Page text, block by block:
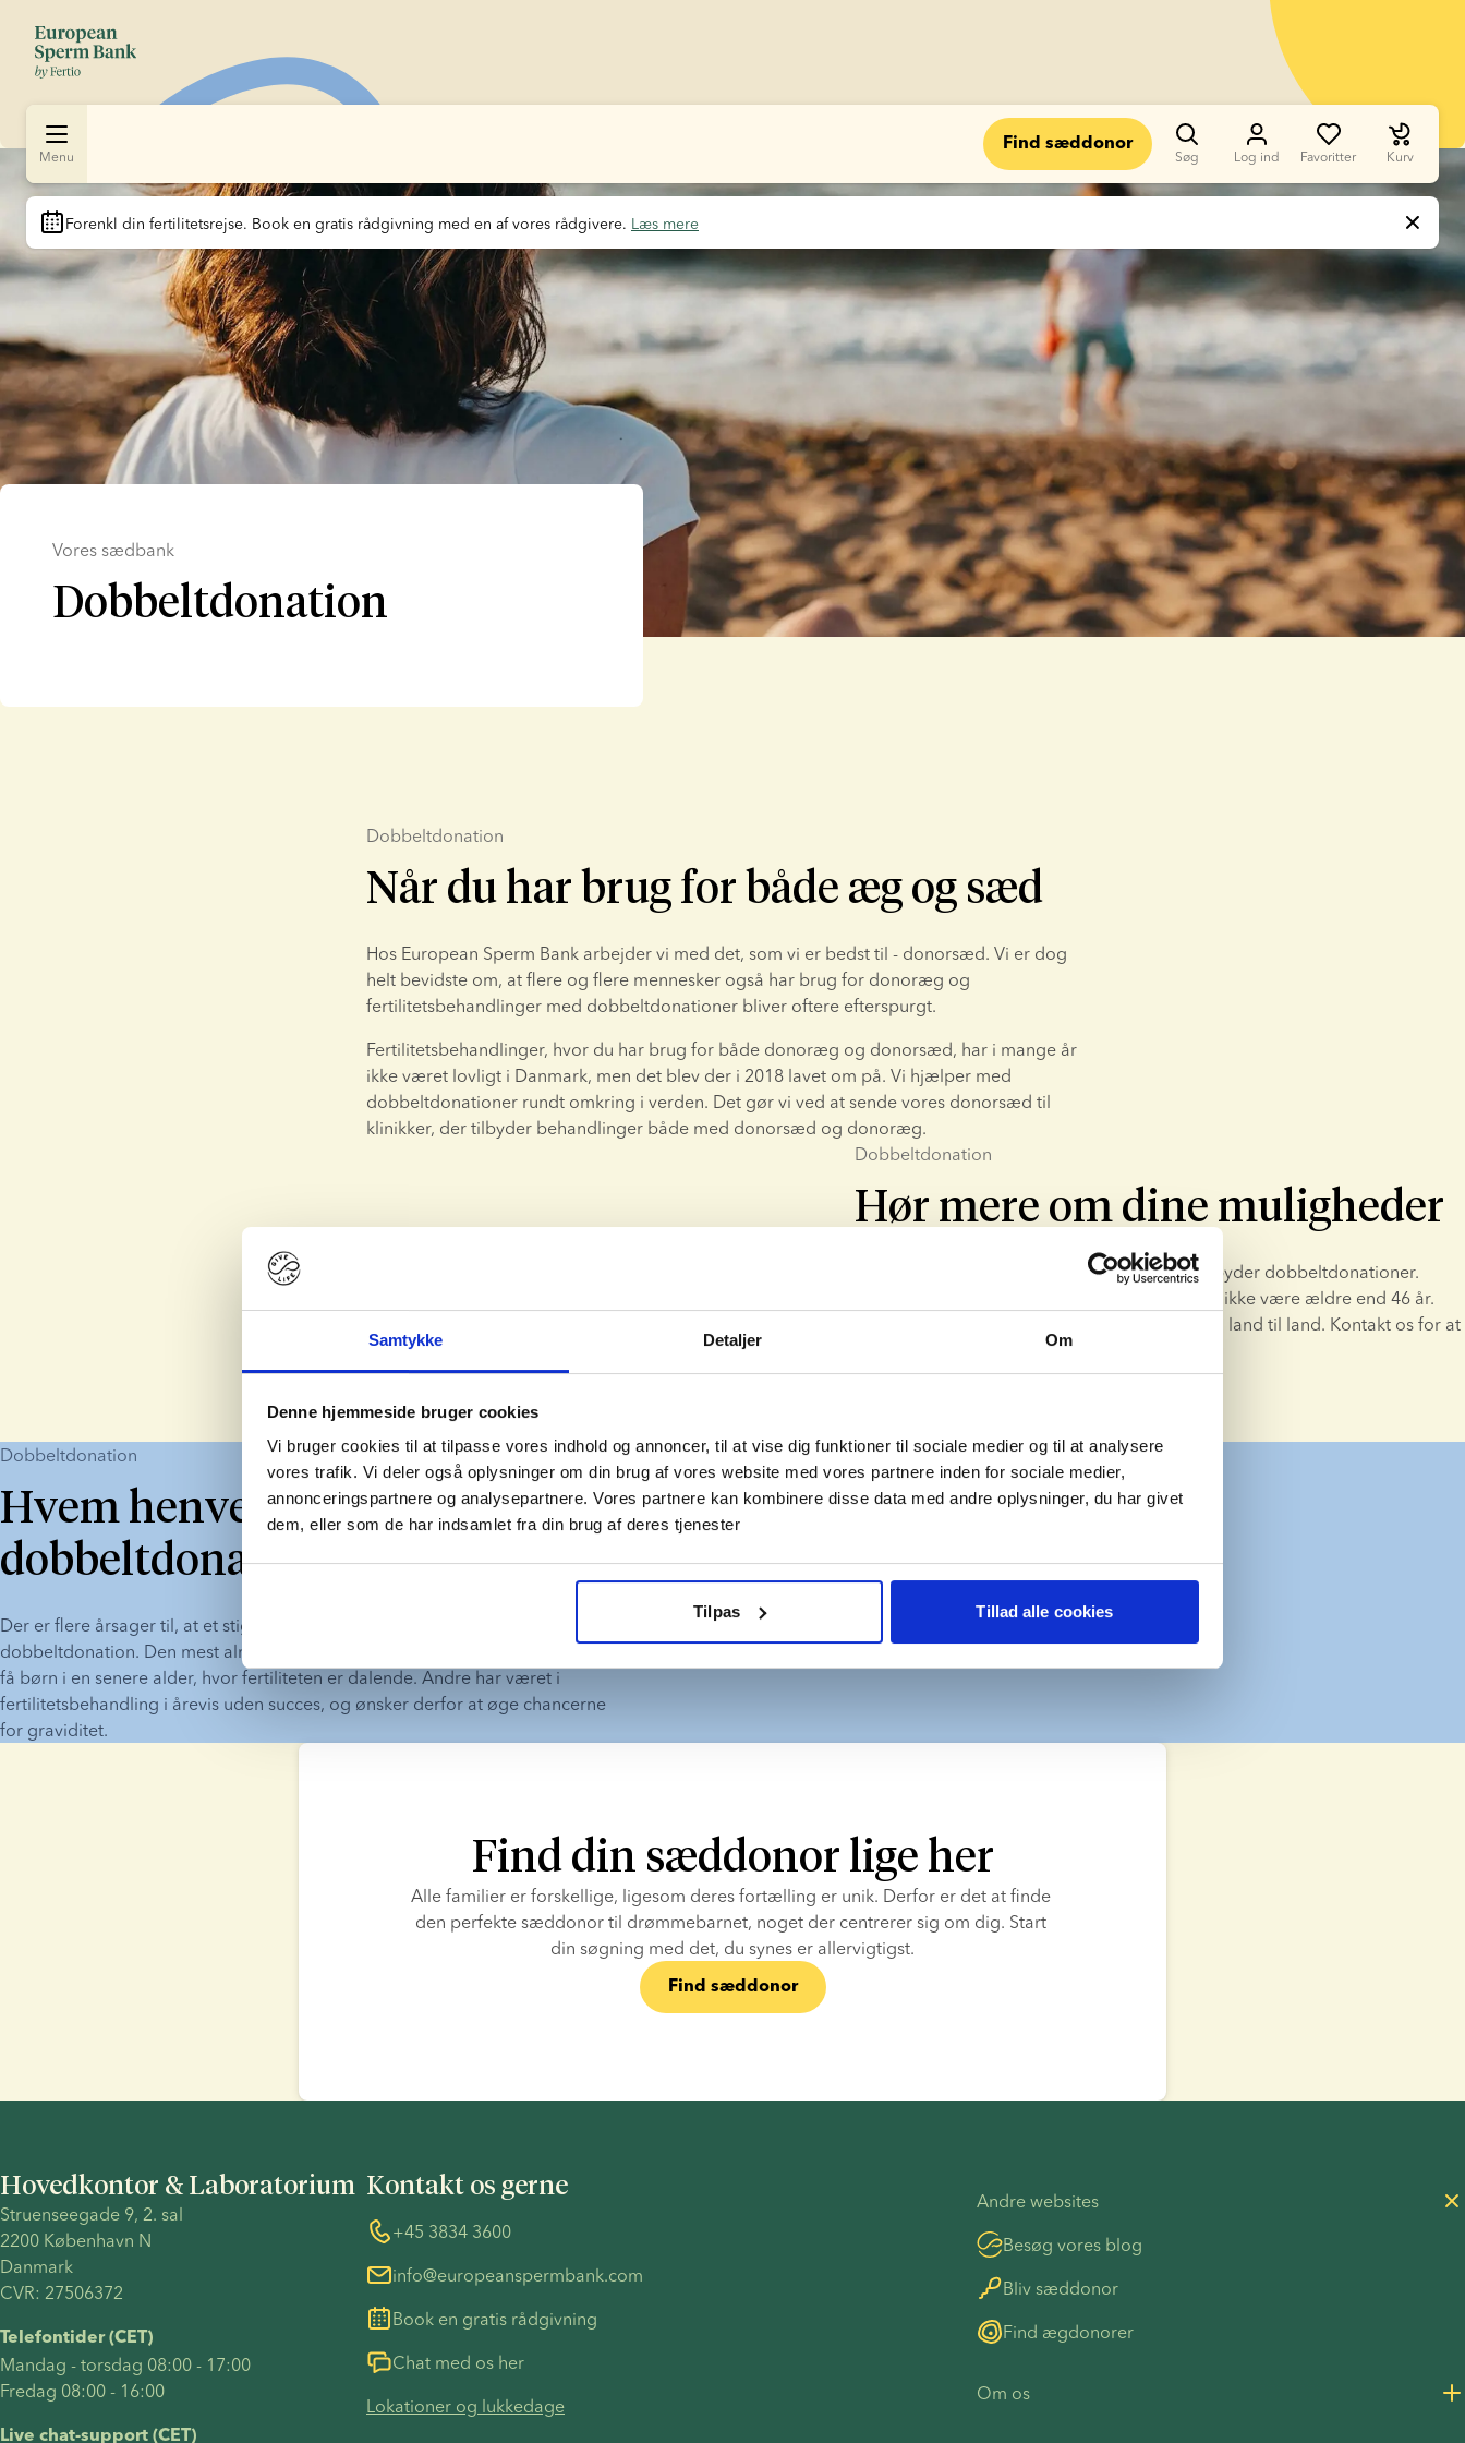
Samtykke Detaljer Om
Denne hjemmeside bruger cookies
Vi bruger cookies til at tilpasse vores indhold og annoncer, til at vise dig funktioner til sociale medier og til at analysere
vores trafik. Vi deler også oplysninger om din brug af vores website med vores partnere inden for sociale medier,
annonceringspartnere og analysepartnere. Vores partnere kan kombinere disse data med andre oplysninger, du har givet
dem, eller som de har indsamlet fra din brug af deres tjenester
Tilpas Tillad alle cookies
Menu
Find sæddonor
Søg Log ind Favoritter Kurv
Forenkl din fertilitetsrejse. Book en gratis rådgivning med en af vores rådgivere. Læs mere
Slide 1 of 1
Vores sædbank
Dobbeltdonation
Dobbeltdonation
Når du har brug for både æg og sæd
Hos European Sperm Bank arbejder vi med det, som vi er bedst til - donorsæd. Vi er dog
helt bevidste om, at flere og flere mennesker også har brug for donoræg og
fertilitetsbehandlinger med dobbeltdonationer bliver oftere efterspurgt.
Fertilitetsbehandlinger, hvor du har brug for både donoræg og donorsæd, har i mange år
ikke været lovligt i Danmark, men det blev der i 2018 lavet om på. Vi hjælper med
dobbeltdonationer rundt omkring i verden. Det gør vi ved at sende vores donorsæd til
klinikker, der tilbyder behandlinger både med donorsæd og donoræg.
Dobbeltdonation
Hør mere om dine muligheder
Der er fertilitetsklinikker i hele Europa, som tilbyder dobbeltdonationer.
Ifølge dansk lovgivning må den påtænkte mor ikke være ældre end 46 år.
Reglerne omkring alder kan være forskellig fra land til land. Kontakt os for at
høre mere om dine muligheder.
Dobbeltdonation
Hvem henvender
dobbeltdonation sig til?
Der er flere årsager til, at et stigende antal kvinder og par har brug for
dobbeltdonation. Den mest almindelige årsag er, at flere kvinder vælger at
få børn i en senere alder, hvor fertiliteten er dalende. Andre har været i
fertilitetsbehandling i årevis uden succes, og ønsker derfor at øge chancerne
for graviditet.
Find din sæddonor lige her
Alle familier er forskellige, ligesom deres fortælling er unik. Derfor er det at finde
den perfekte sæddonor til drømmebarnet, noget der centrerer sig om dig. Start
din søgning med det, du synes er allervigtigst.
Find sæddonor
Hovedkontor & Laboratorium
Struenseegade 9, 2. sal
2200 København N
Danmark
CVR: 27506372
Telefontider (CET)
Mandag - torsdag 08:00 - 17:00
Fredag 08:00 - 16:00
Live chat-support (CET)
Kontakt os gerne
+45 3834 3600
info@europeanspermbank.com
Book en gratis rådgivning
Chat med os her
Lokationer og lukkedage
Andre websites
Besøg vores blog
Bliv sæddonor
Find ægdonorer
Om os